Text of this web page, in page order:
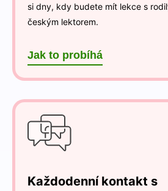
si dny, kdy budete mít lekce s
českým lektorem.
Jak to probíhá
Každodenní kontakt s